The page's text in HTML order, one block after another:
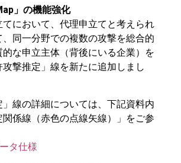
」の機能強化
において、代理申立てと考えられ
、同一分野での複数の攻撃を総合的
な申立主体（背後にいる企業）を
撃推定」線を新たに追加しまし
」線の詳細については、下記資料内
関係線（赤色の点線矢線）」をご参
タ仕様